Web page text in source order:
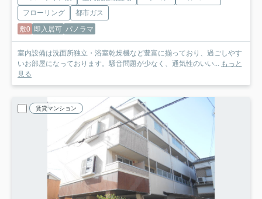
フローリング
都市ガス
敷0 即入居可 パノラマ
室内設備は洗面所独立・浴室乾燥機など豊富に揃っており、過ごしやす
いお部屋になっております。騒音問題が少なく、通気性のいい...
もっと
見る
賃貸マンション